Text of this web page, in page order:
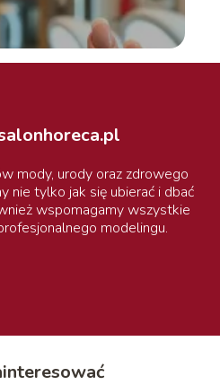
mody, urody oraz zdrowego
nie tylko jak się ubierać i dbać
wspomagamy wszystkie
modelingu.